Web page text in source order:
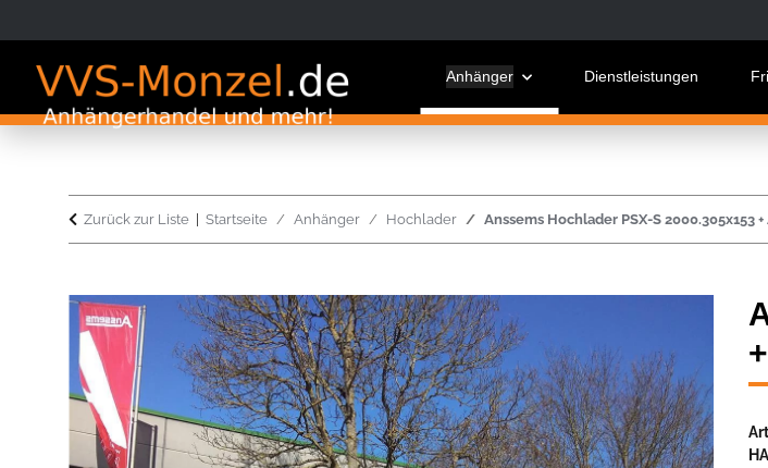
Anhänger Dienstleistungen
Zurück zur Liste Startseite Anhänger Hochlader Anssems Hochlader PSX-S 2000.305x153